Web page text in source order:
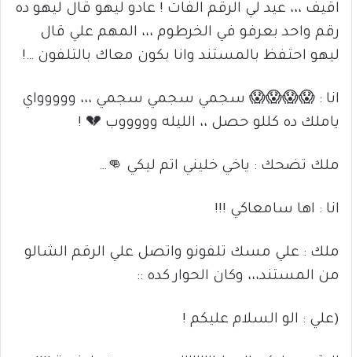
اقيف ،،، عيد لي الرقم الفات ! عادو ليهو قال ليهو ده
رقم واحد بعرفو في الخرطوم ،،، المهم علي قال
ليهو احتفظ بالمستند وانا بكون معاك بالتلفون …!
انا : 😱😱😱😱 سجمي سجمي سجمي ،،، ووووواي
ياملك ده كللو حصل ،، الليله وووووب 💔 !
ملك تضحك : ياخي خليني اتم ليكي 👊…
انا : اها سامعاكي !!!
ملك : علي مسك تلفونو واتصل علي الرقم الشالو
من المستند،،، وكان الحوار كده ::
(علي : الو السلام عليكم !